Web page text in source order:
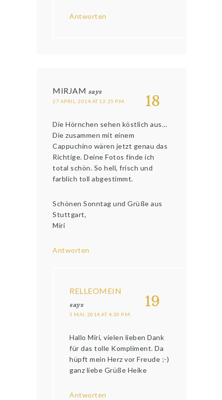
Antworten
18
MIRJAM says
27 APRIL, 2014 AT 12:25 P.M.
Die Hörnchen sehen köstlich aus…
Die zusammen mit einem
Cappuchino wären jetzt genau das
Richtige. Deine Fotos finde ich
total schön. So hell, frisch und
farblich toll abgestimmt.
Schönen Sonntag und Grüße aus
Stuttgart,
Miri
Antworten
19
RELLEOMEIN
says
5 MAI, 2014 AT 4:20 P.M.
Hallo Miri, vielen lieben Dank
für das tolle Kompliment. Da
hüpft mein Herz vor Freude ;-)
ganz liebe Grüße Heike
Antworten